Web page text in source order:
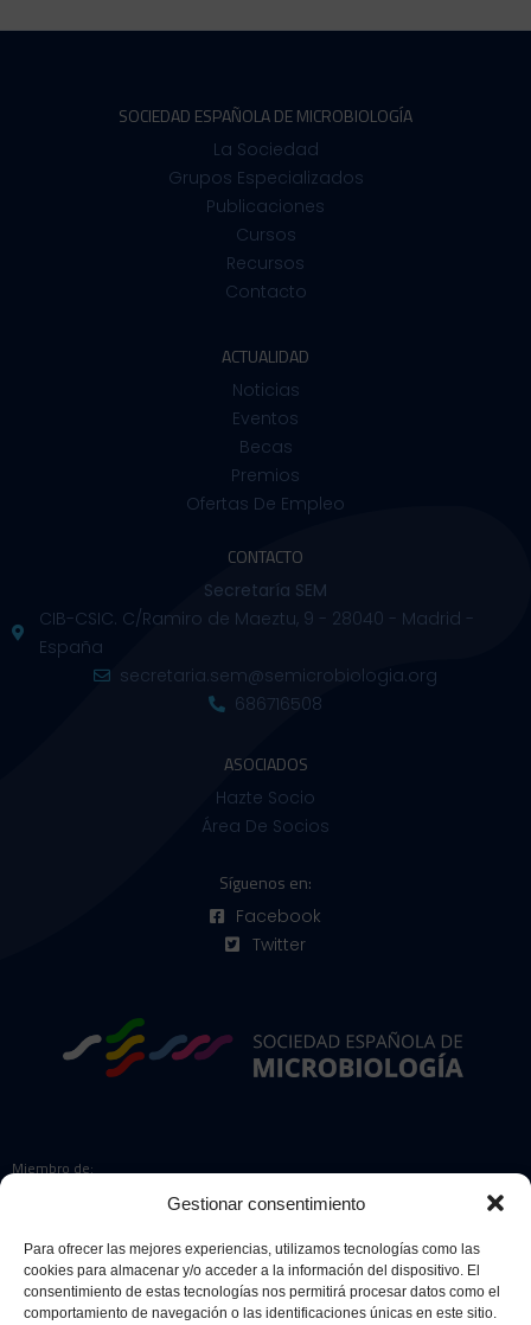
Gestionar consentimiento
Para ofrecer las mejores experiencias, utilizamos tecnologías como las
cookies para almacenar y/o acceder a la información del dispositivo. El
consentimiento de estas tecnologías nos permitirá procesar datos como el
comportamiento de navegación o las identificaciones únicas en este sitio.
Miembro de:
Colaboradores:
SOCIEDAD ESPAÑOLA DE MICROBIOLOGÍA
La Sociedad
Grupos Especializados
Publicaciones
Cursos
Recursos
Contacto
ACTUALIDAD
Noticias
Eventos
Becas
Premios
Ofertas De Empleo
CONTACTO
Secretaría SEM
CIB-CSIC. C/Ramiro de Maeztu, 9 - 28040 - Madrid -
España
secretaria.sem@semicrobiologia.org
686716508
ASOCIADOS
Hazte Socio
Área De Socios
Síguenos en:
Facebook
Twitter